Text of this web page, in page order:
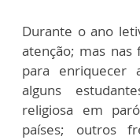
Durante o ano
atenção; mas nas
para enriquecer
alguns
religiosa em
países; outros